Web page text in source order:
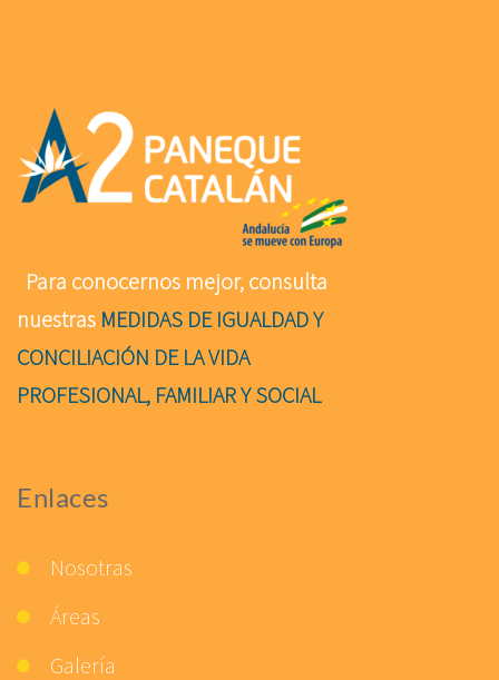
Para conocernos mejor, consulta
nuestras MEDIDAS DE IGUALDAD Y
CONCILIACIÓN DE LA VIDA
PROFESIONAL, FAMILIAR Y SOCIAL
Enlaces
Nosotras
Áreas
Galería